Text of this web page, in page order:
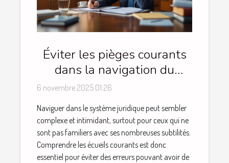
Éviter les pièges courants
dans la navigation du
système juridique
6 novembre 2025 01:26
Naviguer dans le système juridique peut sembler
complexe et intimidant, surtout pour ceux qui ne
sont pas familiers avec ses nombreuses subtilités.
Comprendre les écueils courants est donc
essentiel pour éviter des erreurs pouvant avoir de